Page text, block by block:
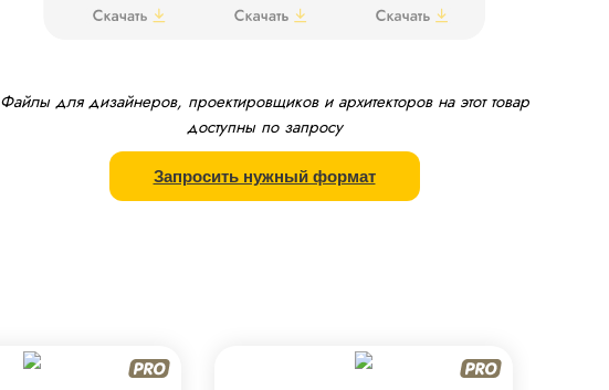
Файлы для дизайнеров, проектировщиков и архитекторов на этот товар
доступны по запросу
Запросить нужный формат